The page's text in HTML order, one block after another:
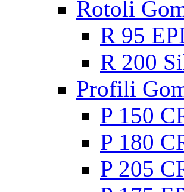
Rotoli
R 95
R 200
Profili
P 150
P 180
P 205